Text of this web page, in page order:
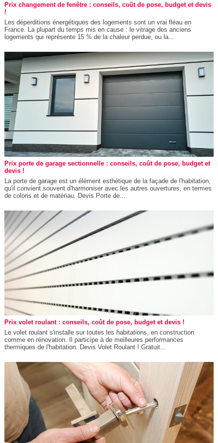
Prix changement de fenêtre : conseils, coût de pose, budget et devis
!
Les déperditions énergétiques des logements sont un vrai fléau en
France. La plupart du temps mis en cause : le vitrage des anciens
logements qui représente 15 % de la chaleur perdue, ou la...
Prix porte de garage sectionnelle : conseils, coût de pose, budget et
devis !
La porte de garage est un élément esthétique de la façade de l'habitation,
qu'il convient souvent d'harmoniser avec les autres ouvertures, en termes
de coloris et de matériau. Devis Porte de...
Prix volet roulant : conseils, coût de pose, budget et devis !
Le volet roulant s'installe sur toutes les habitations, en construction
comme en rénovation. Il participe à de meilleures performances
thermiques de l'habitation. Devis Volet Roulant ! Gratuit...